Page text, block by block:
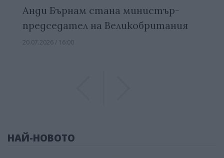
Анди Бърнам стана министър-
председател на Великобритания
20.07.2026 / 16:00
НАЙ-НОВОТО